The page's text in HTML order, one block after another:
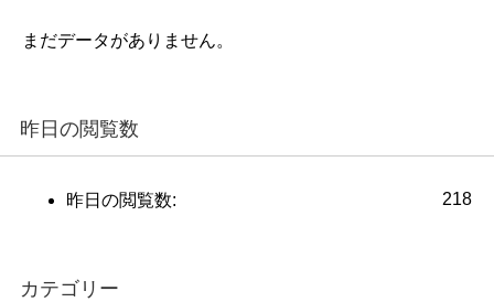
まだデータがありません。
昨日の閲覧数
218
昨日の閲覧数:
カテゴリー